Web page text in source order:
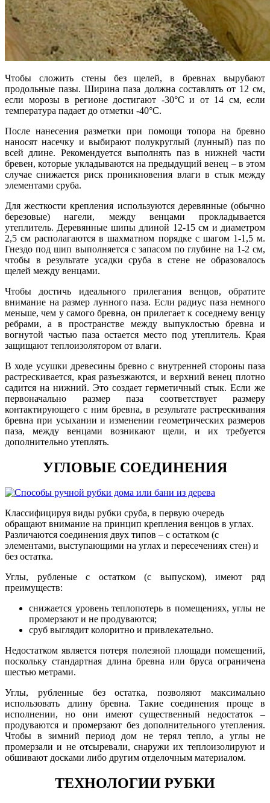
Чтобы сложить стены без щелей, в бревнах вырубают
продольные пазы. Ширина паза должна составлять от 12 см,
если морозы в регионе достигают -30°С и от 14 см, если
температура падает до отметки -40°С.
После нанесения разметки при помощи топора на бревно
наносят насечку и выбирают полукруглый (лунный) паз по
всей длине. Рекомендуется выполнять паз в нижней части
бревен, которые укладываются на предыдущий венец – в этом
случае снижается риск проникновения влаги в стык между
элементами сруба.
Для жесткости крепления используются деревянные (обычно
березовые) нагели, между венцами прокладывается
утеплитель. Деревянные шипы длиной 12-15 см и диаметром
2,5 см располагаются в шахматном порядке с шагом 1-1,5 м.
Гнездо под шип выполняется с запасом по глубине на 1-2 см,
чтобы в результате усадки сруба в стене не образовалось
щелей между венцами.
Чтобы достичь идеального прилегания венцов, обратите
внимание на размер лунного паза. Если радиус паза немного
меньше, чем у самого бревна, он прилегает к соседнему венцу
ребрами, а в пространстве между выпуклостью бревна и
вогнутой частью паза остается место под утеплитель. Края
защищают теплоизолятором от влаги.
В ходе усушки древесины бревно с внутренней стороны паза
растрескивается, края разъезжаются, и верхний венец плотно
садится на нижний. Это создает герметичный стык. Если же
первоначально размер паза соответствует размеру
контактирующего с ним бревна, в результате растрескивания
бревна при усыхании и изменении геометрических размеров
паза, между венцами возникают щели, и их требуется
дополнительно утеплять.
УГЛОВЫЕ СОЕДИНЕНИЯ
Классифицируя виды рубки сруба, в первую очередь
обращают внимание на принцип крепления венцов в углах.
Различаются соединения двух типов – с остатком (с
элементами, выступающими на углах и пересечениях стен) и
без остатка.
Углы, рубленые с остатком (с выпуском), имеют ряд
преимуществ:
снижается уровень теплопотерь в помещениях, углы не
промерзают и не продуваются;
сруб выглядит колоритно и привлекательно.
Недостатком является потеря полезной площади помещений,
поскольку стандартная длина бревна или бруса ограничена
шестью метрами.
Углы, рубленные без остатка, позволяют максимально
использовать длину бревна. Такие соединения проще в
исполнении, но они имеют существенный недостаток –
продуваются и промерзают без дополнительного утепления.
Чтобы в зимний период дом не терял тепло, а углы не
промерзали и не отсыревали, снаружи их теплоизолируют и
обшивают досками либо другим отделочным материалом.
ТЕХНОЛОГИИ РУБКИ